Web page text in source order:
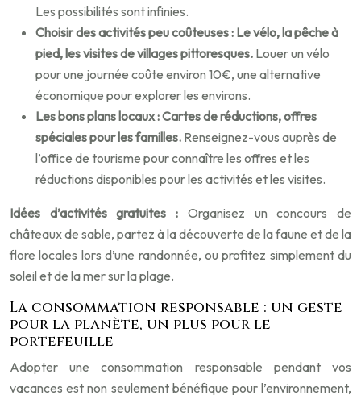
Les possibilités sont infinies.
Choisir des activités peu coûteuses : Le vélo, la pêche à
pied, les visites de villages pittoresques. Louer un vélo
pour une journée coûte environ 10€, une alternative
économique pour explorer les environs.
Les bons plans locaux : Cartes de réductions, offres
spéciales pour les familles. Renseignez-vous auprès de
l’office de tourisme pour connaître les offres et les
réductions disponibles pour les activités et les visites.
Idées d’activités gratuites : Organisez un concours de
châteaux de sable, partez à la découverte de la faune et de la
flore locales lors d’une randonnée, ou profitez simplement du
soleil et de la mer sur la plage.
La consommation responsable : un geste
pour la planète, un plus pour le
portefeuille
Adopter une consommation responsable pendant vos
vacances est non seulement bénéfique pour l’environnement,